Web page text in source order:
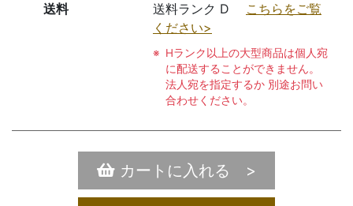
送料 送料ランク D こちらをご覧
ください>
Hランク以上の大型商品は個人宛
に配送することができません。
法人宛を指定するか 別途お問い
合わせください。
カートに入れる >